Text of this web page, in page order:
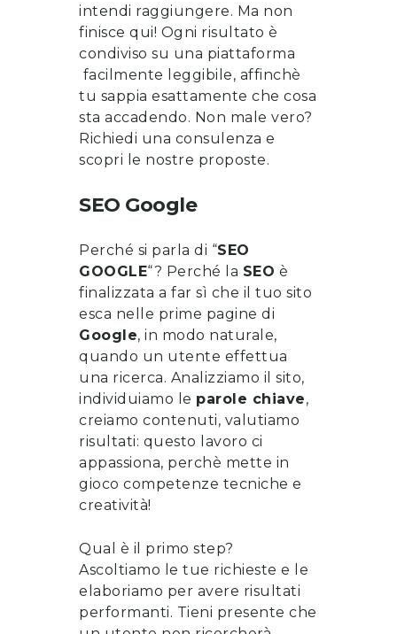
intendi raggiungere. Ma non
finisce qui! Ogni risultato è
condiviso su una piattaforma
facilmente leggibile, affinchè
tu sappia esattamente che cosa
sta accadendo. Non male vero?
Richiedi una consulenza e
scopri le nostre proposte.
SEO Google
Perché si parla di “SEO
GOOGLE“? Perché la SEO è
finalizzata a far sì che il tuo sito
esca nelle prime pagine di
Google, in modo naturale,
quando un utente effettua
una ricerca. Analizziamo il sito,
individuiamo le parole chiave,
creiamo contenuti, valutiamo
risultati: questo lavoro ci
appassiona, perchè mette in
gioco competenze tecniche e
creatività!
Qual è il primo step?
Ascoltiamo le tue richieste e le
elaboriamo per avere risultati
performanti. Tieni presente che